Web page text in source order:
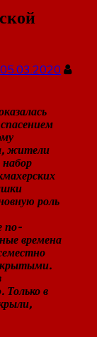
05.03.2020
жители
роль
по-
времена
Только в